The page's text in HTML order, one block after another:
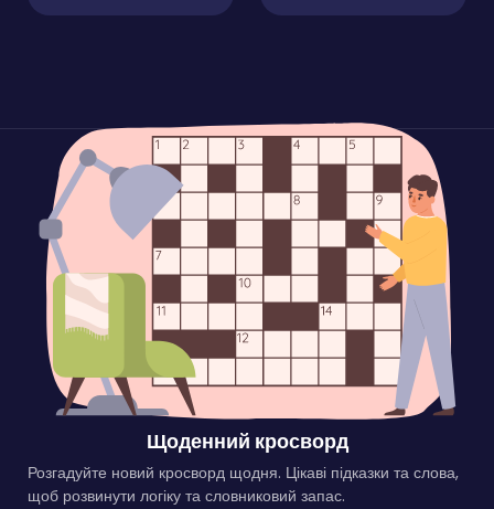
Щоденний кросворд
Розгадуйте новий кросворд щодня. Цікаві підказки та слова,
щоб розвинути логіку та словниковий запас.